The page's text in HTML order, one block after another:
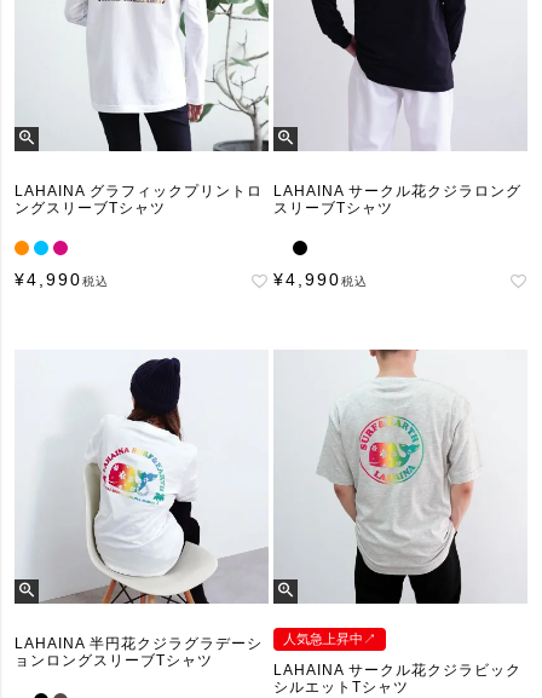
LAHAINA グラフィックプリントロ
ングスリーブTシャツ
¥4,990税込
LAHAINA サークル花クジラロング
スリーブTシャツ
¥4,990税込
LAHAINA 半円花クジラグラデーシ
ョンロングスリーブTシャツ
人気急上昇中↗︎
LAHAINA サークル花クジラビック
シルエットTシャツ